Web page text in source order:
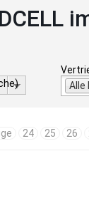
Alle
24 25 26